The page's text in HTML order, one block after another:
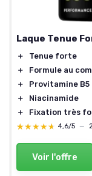
Laque Tenue
＋
Tenue forte
＋
Formule au
＋
Provitamine B5
＋
Niacinamide
＋
Fixation très
★★★★★
★★★★★ 4,6/5 —
Voir l'offre